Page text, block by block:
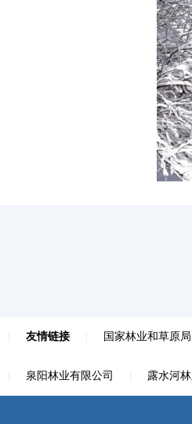
友情链接 国家林业和草原局
泉阳林业有限公司 露水河